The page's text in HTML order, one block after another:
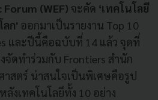
(WEF) จะคัด ‘เทคโนโลยี
ลก' ออกมาเป็นรายงาน Top 10
และปีนี้คือฉบับที่ 14 แล้ว จุดที่
จัดทำร่วมกับ Frontiers สำนัก
สตร์ น่าสนใจเป็นพิเศษคือรูป
งเทคโนโลยีทั้ง 10 อย่าง